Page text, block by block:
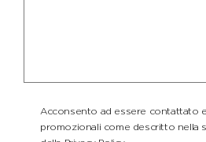
Acconsento ad essere contattato
promozionali come descritto nella